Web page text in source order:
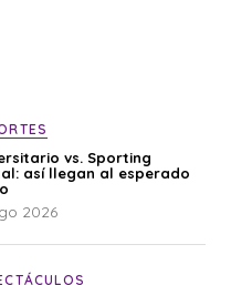
vs. Sporting
así llegan al esperado
2026